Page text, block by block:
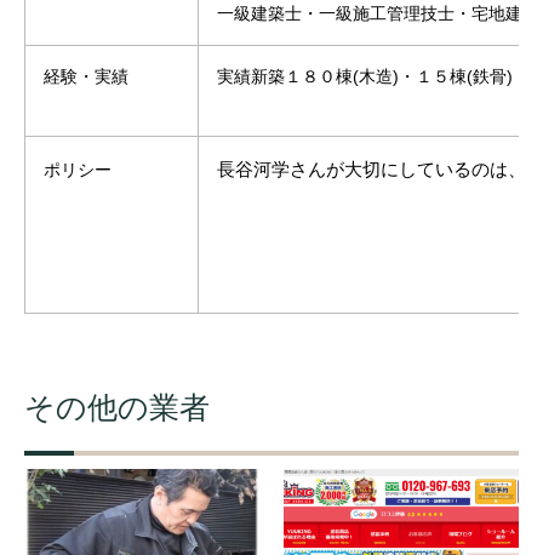
一級建築士・一級施工管理技士・宅地建
経験・実績 実績新築１８０棟(木造)・１５棟(鉄骨)・
ポリシー 長谷河学さんが大切にしているのは、
その他の業者